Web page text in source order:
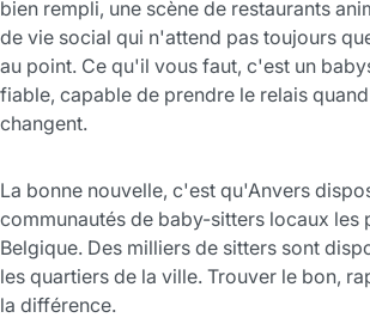
bien rempli, une scène de restaurants
de vie social qui n'attend pas toujours
au point. Ce qu'il vous faut, c'est un
fiable, capable de prendre le relais
changent.
La bonne nouvelle, c'est qu'Anvers
communautés de baby-sitters locaux les
Belgique. Des milliers de sitters sont
les quartiers de la ville. Trouver le bon,
la différence.